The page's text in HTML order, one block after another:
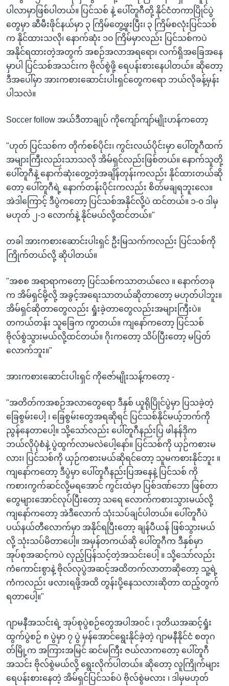
ပါလာမှာဖြစ်ပါတယ်။ ပြင်သစ် နဲ့ ပေါ်တူဂီတို့ နိုင်ငံတကာပြိုင်ပွဲ
တွေမှာ ဆီမီးဖိုင်နယ်မှာ ၃ ကြိမ်တွေ့ဖူးပြီး၊ ၃ ကြိမ်စလုံးပြင်သစ်
က နိုင်ထားသလို၊ နောက်ဆုံး ၁၀ ကြိမ်မှာလည်း ပြင်သစ်ကပဲ
အနိုင်ရထားတဲ့အတွက် အစဉ်အလာအရရော၊ လက်ရှိအခြေအနေ
မှာပါ ပြင်သစ်အသင်းက ဗိုလ်စွဲဖို့ ရေပန်းစားနေပါတယ်။ ဆိုတော့
ဒီအပေါ်မှာ အားကစားဆောင်းပါးရှင်တွေကရော ဘယ်လိုခန့်မှန်း
ပါသလဲ။
Soccer follow အယ်ဒီတာချုပ် ကိုကျော်ကျာ်မျိုးဟန်ကတော့
"ဟုတ် ပြင်သစ်က တိုက်စစ်ပိုင်း၊ ကွင်းလယ်ပိုင်းမှာ ပေါ်တူဂီထက်
အများကြီးလည်းသာသလို အိမ်ရှင်လည်းဖြစ်တယ်။ နောက်သူတို့
ပေါ်တူဂီနဲ့ နောက်ဆုံးတွေ့တဲ့အချိန်တုန်းကလည်း နိုင်ထားတယ်ဆို
တော့ ပေါ်တူဂီရဲ့ နောက်တန်းပိုင်းကလည်း စိတ်မချရဘူးလေ။
အဲဒါကြောင့် ဒီပွဲကတော့ ပြင်သစ်အနိုင်လို့ပဲ ထင်တယ်။ ၁-၀ ဒါမှ
မဟုတ် ၂-၁ လောက်နဲ့ နိုင်မယ်လို့ထင်တယ်။"
တခါ အားကစားဆောင်းပါးရှင် ဦးမြသက်ကလည်း ပြင်သစ်ကို
ကြိုက်တယ်လို့ ဆိုပါတယ်။
"အစစ အရာရာကတော့ ပြင်သစ်ကသာတယ်လေ ။ နောက်တခု
က အိမ်ရှင်မို့လို့ အခွင့်အရေးသာတယ်ဆိုတာတော့ မဟုတ်ပါဘူး။
အိမ်ရှင်ဆိုတာတွေလည်း ရှုံးခဲ့တာတွေလည်းအများကြီးပဲ။
တကယ်တန်း သူခြေက ကွာတယ်။ ကျနော်ကတော့ ပြင်သစ်
ဗိုလ်စွဲသွားမယ်လို့ထင်တယ်။ ဂိုးကတော့ သိပ်ပြီးတော့ မပြတ်
လောက်ဘူး။"
အားကစားဆောင်းပါးရှင် ကိုဇော်မျိုးသန့်ကတော့ -
"အတိတ်ကအစဉ်အလာတွေရော ဒီနှစ် ယူရိုပြိုင်ပွဲမှာ ပြသခဲ့တဲ့
ခြေစွမ်းပေါ့ ၊ ခြေစွမ်းတွေအရဆိုရင် ပြင်သစ်နိုင်မယ့်ဘက်ကို
ညွန်နေတာပေါ့။ သို့သော်လည်း ပေါ်တူဂီနည်းပြ ဖါနန်ဒိုက
ဘယ်လိုပုံစံနဲ့ ပွဲထွက်လာမလဲပေါ့နော်။ ပြင်သစ်ကို ယှဉ်ကစားမ
လား၊ ပြင်သစ်ကို ယှဉ်ကစားမယ်ဆိုရင်တော့ သူမကစားနိုင်ဘူး ။
ကျနော်ကတော့ ဒီပွဲမှာ ပေါ်တူဂီနည်းပြအနေနဲ့ ပြင်သစ် ကို
ကစားကွက်ဆင်လို့မရအောင် ကွင်းထဲမှာ ပြစ်ဒဏ်ဘော ဖြစ်တာ
တွေများအောင်လုပ်ပြီးတော့ သရေ လောက်ကစားသွားမယ်လို့
ကျနော်ကတော့ အဲဒီလောက် သုံးသပ်ချင်ပါတယ်။ ပေါ်တူဂီပဲ
ပယ်နယ်တီလောက်မှာ အနိုင်ရပြီးတော့ ချန်ပီယန် ဖြစ်သွားမယ်
လို့ သုံးသပ်မိတာပေါ့။ အမှန်တကယ်ဆို ပေါ်တူဂီက ဒီနှစ်မှာ
အုပ်စုအဆင့်ကပဲ လှည့်ပြန်သင့်တဲ့အသင်းပေါ့ ။ သို့သော်လည်း
ကံကောင်းစွာနဲ့ ဗိုလ်လုပွဲအဆင့်အထိတက်လာတာဆိုတော့ သူ့ရဲ့
ကံကလည်း ဖလားရဖို့အထိ တွန်းပို့နေသလားဆိုတာ ထည့်တွက်
ရတာပေါ့။"
ဂျာမနီအသင်းရဲ့ အုပ်စုပွဲစဉ်တွေအပါအဝင် ၊ ဒုတိယအဆင့်ရှုံး
ထွက်ပွဲစဉ် ၈ ပွဲမှာ ၇ ပွဲ မှန်အောင်ရွေးနိုင်ခဲ့တဲ့ ဂျာမနီနိုင်ငံ စတုဂ
တ်မြို့က အကြားအမြင် ဆင်မကြီး ဇယ်လာကတော့ ပေါ်တူဂီ
အသင်း ဗိုလ်စွဲမယ်လို့ ရွေးလိုက်ပါတယ်။ ဆိုတော့ လူကြိုက်များ
ရေပန်းစားနေတဲ့ အိမ်ရှင်ပြင်သစ်ပဲ ဗိုလ်စွဲမလား ၊ ဒါမှမဟုတ်